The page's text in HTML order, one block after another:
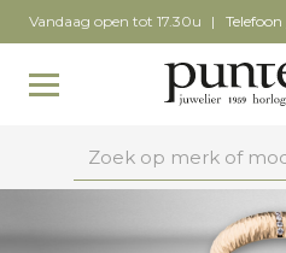
Skip
to
content
Vandaag open tot 17.30u Telefoon
Toggle navigation